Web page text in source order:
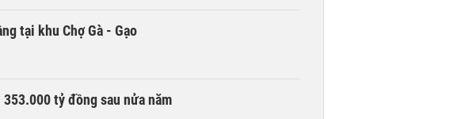
tại khu Chợ Gà - Gạo
tỷ đồng sau nửa năm